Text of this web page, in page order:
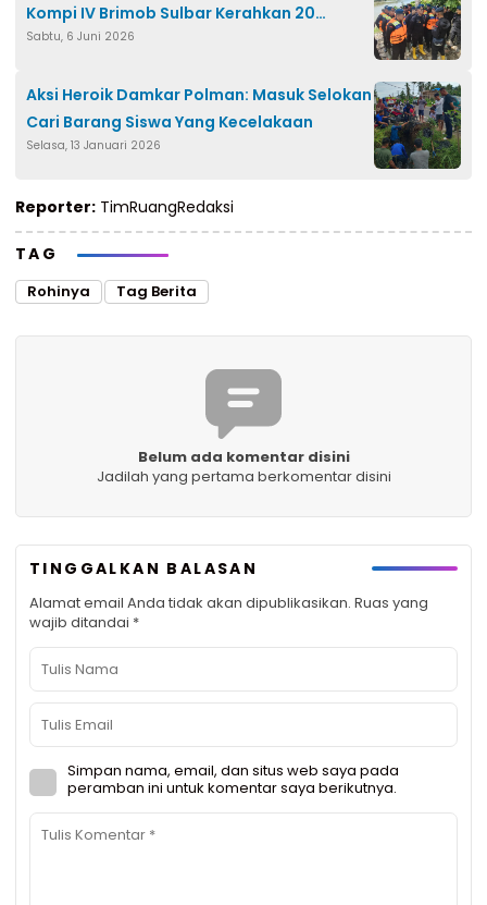
Kompi IV Brimob Sulbar Kerahkan 20
Personel
Sabtu, 6 Juni 2026
Aksi Heroik Damkar Polman: Masuk Selokan
Cari Barang Siswa Yang Kecelakaan
Selasa, 13 Januari 2026
Reporter: TimRuangRedaksi
TAG
Rohinya Tag Berita
Belum ada komentar disini
Jadilah yang pertama berkomentar disini
TINGGALKAN BALASAN
Alamat email Anda tidak akan dipublikasikan. Ruas yang
wajib ditandai *
Simpan nama, email, dan situs web saya pada
peramban ini untuk komentar saya berikutnya.